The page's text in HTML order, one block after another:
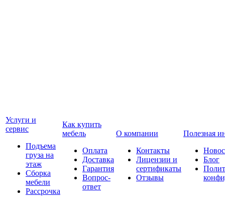
Услуги и
сервис
Подъема
груза на
этаж
Сборка
мебели
Рассрочка
Как купить
мебель
Оплата
Доставка
Гарантия
Вопрос-
ответ
О компании
Контакты
Лицензии и
сертификаты
Отзывы
Полезная
Блог